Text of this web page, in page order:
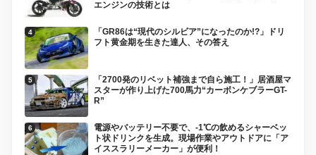
エンジンの技術とは
「GR86は“現代のシルビア”になったのか!?」ドリ
フト黄金期を生きた達人、その答え
「2700発のリベット補強まで自ら施工！」居酒屋マ
スターが作り上げた700馬力“カーボンケブラーGT-
R”
電源やバッテリー不要で、-1℃の飲めるシャーベッ
ト状ドリンクを生成。現場作業やアウトドアに「ア
イススラリーメーカー」が便利！